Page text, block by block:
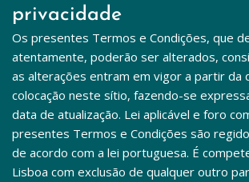
privacidade
Os presentes Termos e Condições, que
atentamente, poderão ser alterados,
as alterações entram em vigor a partir da
colocação neste sítio, fazendo-se
data de atualização. Lei aplicável e foro
presentes Termos e Condições são
de acordo com a lei portuguesa. É
Lisboa com exclusão de qualquer outro